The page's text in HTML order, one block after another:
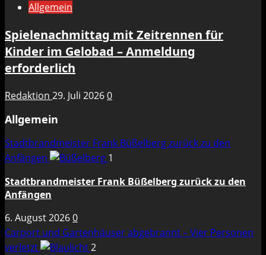
Allgemein
Spielenachmittag mit Zeitrennen für
Kinder im Gelobad – Anmeldung
erforderlich
Redaktion 29. Juli 20260
Allgemein
Stadtbrandmeister Frank Büßelberg zurück zu den
Anfängen
1
Stadtbrandmeister Frank Büßelberg zurück zu den
Anfängen
6. August 20260
Carport und Gartenhäuser abgebrannt – Vier Personen
verletzt
2